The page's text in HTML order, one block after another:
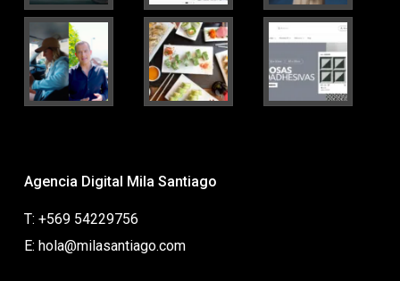
Agencia Digital Mila Santiago
T: +569 54229756
E: hola@milasantiago.com